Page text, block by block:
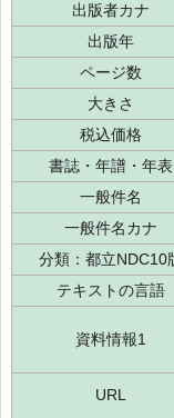
出版者カナ
出版年
ページ数
大きさ
税込価格
書誌・年譜・年表
一般件名
一般件名カナ
分類：都立NDC10
テキストの言語
資料情報1
URL